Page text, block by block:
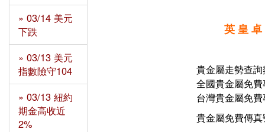
英 皇
貴金屬走勢查詢
全國貴金屬免費
台灣貴金屬免費
貴金屬免費傳真
» 03/14 美元
下跌
» 03/13 美元
指數險守104
» 03/13 紐約
期金高收近
2%